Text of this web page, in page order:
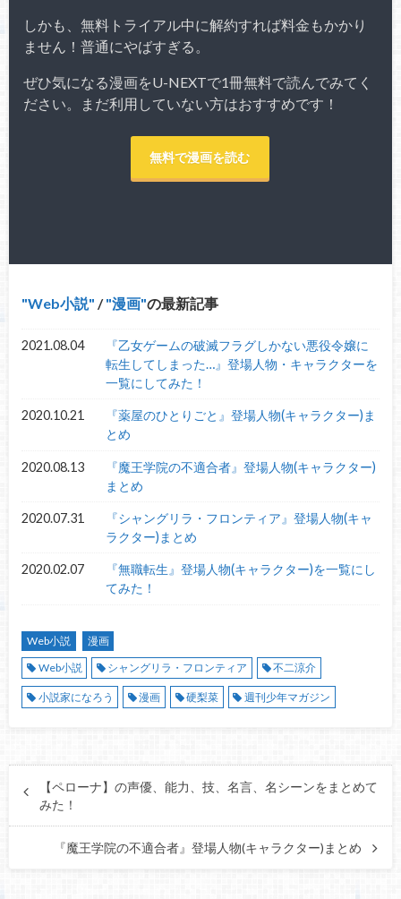
しかも、無料トライアル中に解約すれば料金もかかり
ません！普通にやばすぎる。
ぜひ気になる漫画をU-NEXTで1冊無料で読んでみてく
ださい。まだ利用していない方はおすすめです！
無料で漫画を読む
Web小説 / 漫画 の最新記事
2021.08.04
『乙女ゲームの破滅フラグしかない悪役令嬢に
転生してしまった…』登場人物・キャラクターを
一覧にしてみた！
2020.10.21
『薬屋のひとりごと』登場人物(キャラクター)ま
とめ
2020.08.13
『魔王学院の不適合者』登場人物(キャラクター)
まとめ
2020.07.31
『シャングリラ・フロンティア』登場人物(キャ
ラクター)まとめ
2020.02.07
『無職転生』登場人物(キャラクター)を一覧にし
てみた！
Web小説
漫画
Web小説
シャングリラ・フロンティア 不二涼介
小説家になろう 漫画 硬梨菜 週刊少年マガジン
【ペローナ】の声優、能力、技、名言、名シーンをまとめて
みた！
『魔王学院の不適合者』登場人物(キャラクター)まとめ